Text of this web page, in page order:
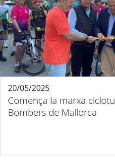
Comença la marxa
Bombers de Mallorca
20/05/2025